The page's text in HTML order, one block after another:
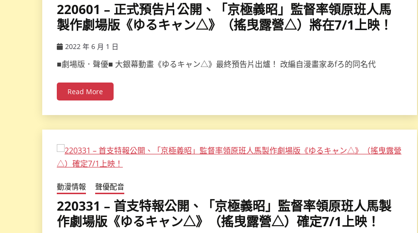
220601 – 正式預告片公開、「京極義昭」監督率領原班人馬
製作劇場版《ゆるキャン△》（搖曳露營△）將在7/1上映！
2022 年 6 月 1 日
■劇場版．聲優■ 大銀幕動畫《ゆるキャン△》最終預告片出爐！ 改編自漫畫家あfろ的同名代
Read More
動漫情報 聲優配音
220331 – 首支特報公開、「京極義昭」監督率領原班人馬製
作劇場版《ゆるキャン△》（搖曳露營△）確定7/1上映！